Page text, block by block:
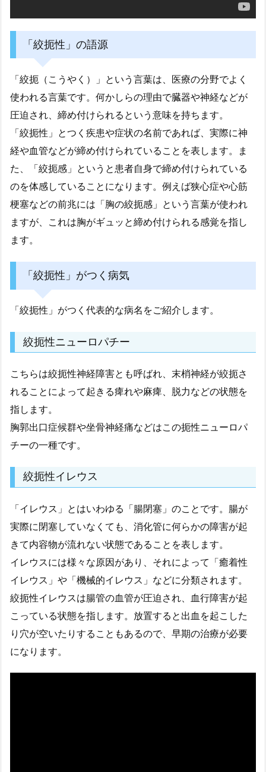
「絞扼性」の語源
「絞扼（こうやく）」という言葉は、医療の分野でよく
使われる言葉です。何かしらの理由で臓器や神経などが
圧迫され、締め付けられるという意味を持ちます。
「絞扼性」とつく疾患や症状の名前であれば、実際に神
経や血管などが締め付けられていることを表します。ま
た、「絞扼感」というと患者自身で締め付けられている
のを体感していることになります。例えば狭心症や心筋
梗塞などの前兆には「胸の絞扼感」という言葉が使われ
ますが、これは胸がギュッと締め付けられる感覚を指し
ます。
「絞扼性」がつく病気
「絞扼性」がつく代表的な病名をご紹介します。
絞扼性ニューロパチー
こちらは絞扼性神経障害とも呼ばれ、末梢神経が絞扼さ
れることによって起きる痺れや麻痺、脱力などの状態を
指します。
胸郭出口症候群や坐骨神経痛などはこの扼性ニューロパ
チーの一種です。
絞扼性イレウス
「イレウス」とはいわゆる「腸閉塞」のことです。腸が
実際に閉塞していなくても、消化管に何らかの障害が起
きて内容物が流れない状態であることを表します。
イレウスには様々な原因があり、それによって「癒着性
イレウス」や「機械的イレウス」などに分類されます。
絞扼性イレウスは腸管の血管が圧迫され、血行障害が起
こっている状態を指します。放置すると出血を起こした
り穴が空いたりすることもあるので、早期の治療が必要
になります。